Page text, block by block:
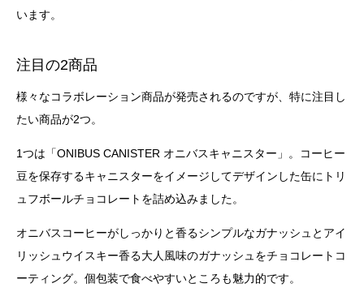
います。
注目の2商品
様々なコラボレーション商品が発売されるのですが、特に注目し
たい商品が2つ。
1つは「ONIBUS CANISTER オニバスキャニスター」。コーヒー
豆を保存するキャニスターをイメージしてデザインした缶にトリ
ュフボールチョコレートを詰め込みました。
オニバスコーヒーがしっかりと香るシンプルなガナッシュとアイ
リッシュウイスキー香る大人風味のガナッシュをチョコレートコ
ーティング。個包装で食べやすいところも魅力的です。